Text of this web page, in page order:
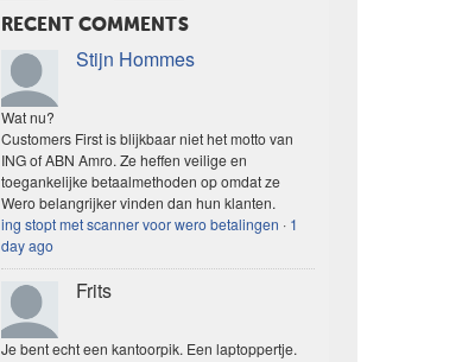
RECENT COMMENTS
Stijn Hommes
Wat nu?
Customers First is blijkbaar niet het motto van
ING of ABN Amro. Ze heffen veilige en
toegankelijke betaalmethoden op omdat ze
Wero belangrijker vinden dan hun klanten.
ing stopt met scanner voor wero betalingen · 1
day ago
Frits
Je bent echt een kantoorpik. Een laptoppertje.